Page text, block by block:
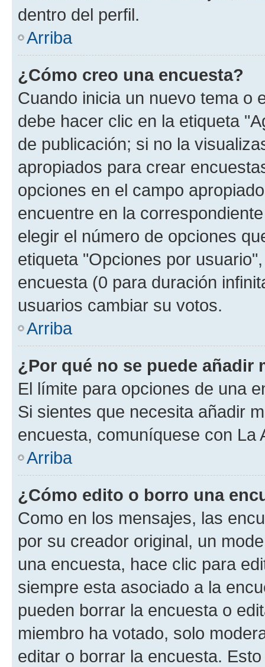
dentro del perfil.
Arriba
¿Cómo creo una encuesta?
Cuando inicia un nuevo tema o
debe hacer clic en la etiqueta
de publicación; si no la
apropiados para crear
opciones en el campo
encuentre en la
elegir el número de opciones
etiqueta "Opciones por
encuesta (0 para duración
usuarios cambiar su votos.
Arriba
¿Por qué no se puede añadir
El límite para opciones de una
Si sientes que necesita añadir
encuesta, comuníquese con La
Arriba
¿Cómo edito o borro una
Como en los mensajes, las
por su creador original, un
una encuesta, hace clic para
siempre esta asociado a la
pueden borrar la encuesta o
miembro ha votado, solo
editar o borrar la encuesta.